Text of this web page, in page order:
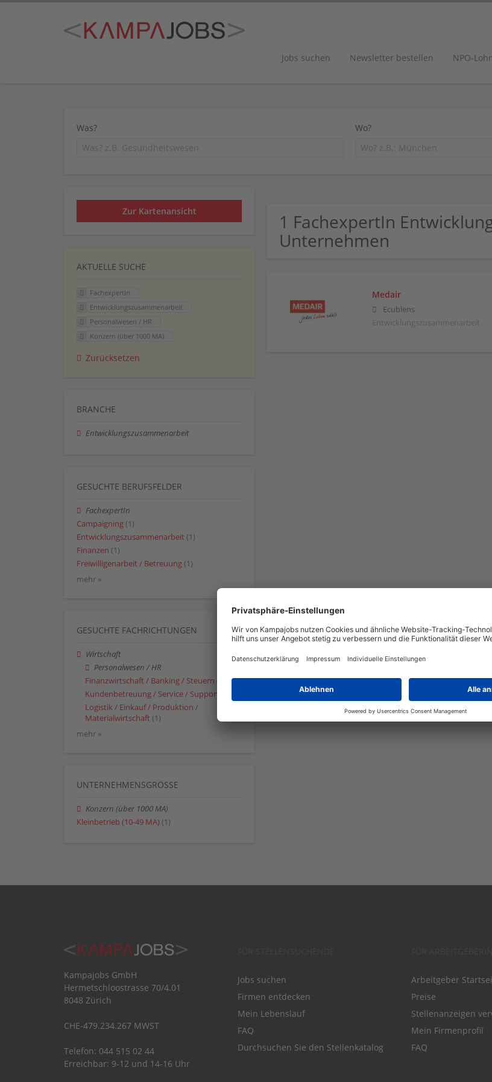
Jobs suchen Newsletter bestellen NPO-
Was? Wo?
1 FachexpertIn
Unternehmen
Medair
Ecublens
Entwicklungszusammenarbeit
Zur Kartenansicht
AKTUELLE SUCHE
FachexpertIn
Entwicklungszusammenarbeit
Personalwesen / HR
Konzern (über 1000 MA)
Zurücksetzen
BRANCHE
Entwicklungszusammenarbeit
GESUCHTE BERUFSFELDER
FachexpertIn
Campaigning (1)
Entwicklungszusammenarbeit (1)
Finanzen (1)
Freiwilligenarbeit / Betreuung (1)
mehr »
GESUCHTE FACHRICHTUNGEN
Wirtschaft
Personalwesen / HR
Finanzwirtschaft / Banking / Steuern
Kundenbetreuung / Service / Support
Logistik / Einkauf / Produktion /
Materialwirtschaft (1)
mehr »
UNTERNEHMENSGRÖSSE
Konzern (über 1000 MA)
Kleinbetrieb (10-49 MA) (1)
Kampajobs GmbH
Hermetschloostrasse 70/4.01
8048 Zürich
CHE-479.234.267 MWST
Telefon: 044 515 02 44
Erreichbar: 9-12 und 14-16 Uhr
Jobs suchen
Firmen entdecken
Mein Lebenslauf
FAQ
Durchsuchen Sie den Stellenkatalog
Arbeitgeber
Preise
Stellenanzeigen
Mein Firmenprofil
FAQ